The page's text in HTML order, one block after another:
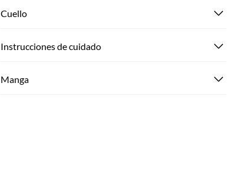
Cuello
Instrucciones de cuidado
Manga